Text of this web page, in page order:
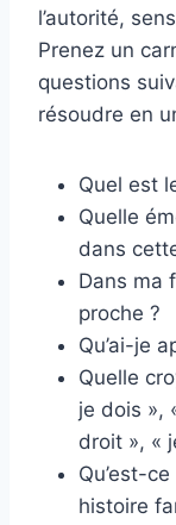
l’autorité,
Prenez un
questions
résoudre en
Quel est
Quelle
dans
Dans ma
proche ?
Qu’ai-je
Quelle
je dois »,
droit », «
Qu’est-
histoire